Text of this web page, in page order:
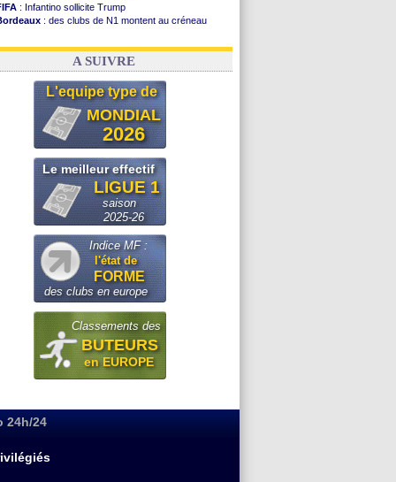
: Infantino sollicite Trump
: des clubs de N1 montent au créneau
: le démenti de Leipzig pour Diomandé
A SUIVRE
L'equipe type de
MONDIAL
2026
Le meilleur effectif
LIGUE 1
saison
2025-26
Indice MF :
l'état de
FORME
des clubs en europe
Classements des
BUTEURS
en EUROPE
24h/24